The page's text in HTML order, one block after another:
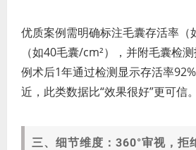
优质案例需明确标注毛囊存活率（
（如40毛囊/cm²），并附毛囊检
例术后1年通过检测显示存活率
近，此类数据比“效果很好”更可信。
三、细节维度：360°审视，拒